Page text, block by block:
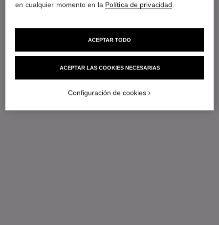
en cualquier momento en la Política de privacidad.
ACEPTAR LAS COOKIES NECESARIAS
ACEPTAR TODO
Configuración de cookies